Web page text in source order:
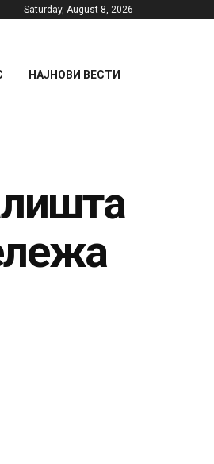
Saturday, August 8, 2026
НАЈНОВИ ВЕСТИ